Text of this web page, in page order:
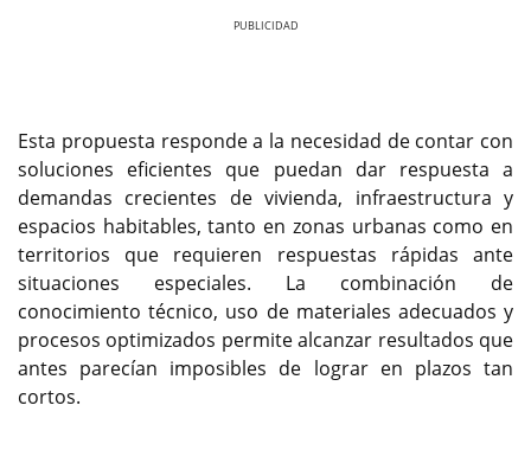
Esta propuesta responde a la necesidad de contar con
soluciones eficientes que puedan dar respuesta a
demandas crecientes de vivienda, infraestructura y
espacios habitables, tanto en zonas urbanas como en
territorios que requieren respuestas rápidas ante
situaciones especiales. La combinación de
conocimiento técnico, uso de materiales adecuados y
procesos optimizados permite alcanzar resultados que
antes parecían imposibles de lograr en plazos tan
cortos.